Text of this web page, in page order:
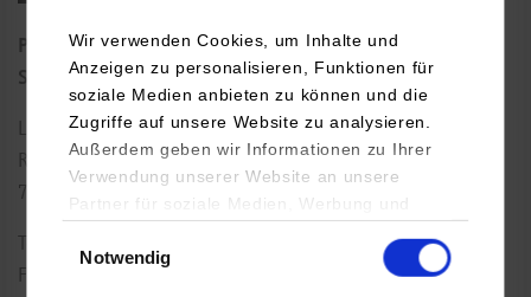
Wir verwenden Cookies, um Inhalte und
Anzeigen zu personalisieren, Funktionen für
soziale Medien anbieten zu können und die
Zugriffe auf unsere Website zu analysieren.
Außerdem geben wir Informationen zu Ihrer
Verwendung unserer Website an unsere
Partner für soziale Medien, Werbung und
YouTube, Google Maps) führen diese
Notwendig
Prodekan Fakultät Technik sowie Studiendekan und
Studiengangsleiter Informatik
Lerchenstraße 1
Raum: B3.01
70174
Stuttgart
Fax: 0711/1849-4510